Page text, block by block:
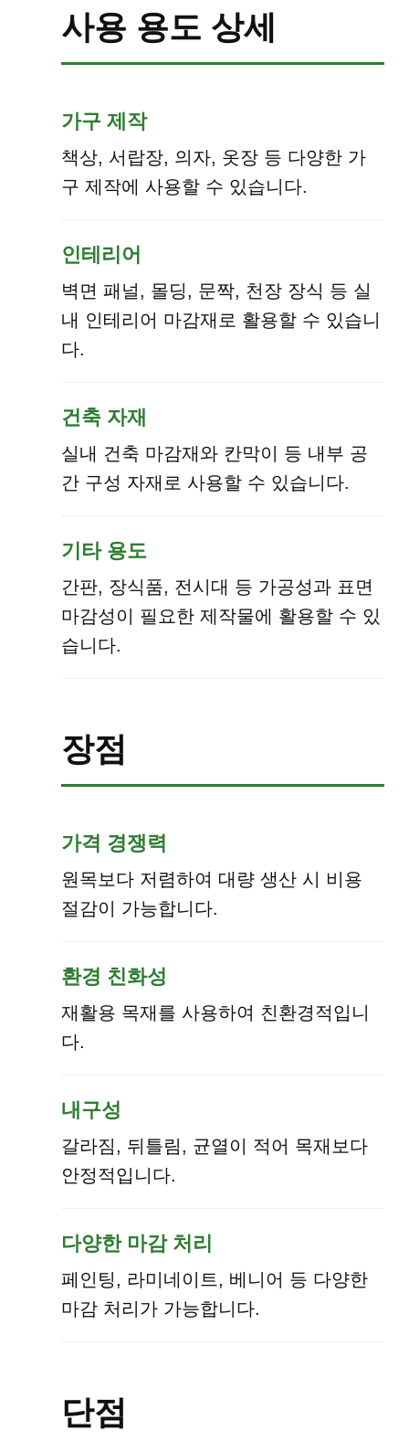
사용 용도 상세
가구 제작
책상, 서랍장, 의자, 옷장 등 다양한 가
구 제작에 사용할 수 있습니다.
인테리어
벽면 패널, 몰딩, 문짝, 천장 장식 등 실
내 인테리어 마감재로 활용할 수 있습니
다.
건축 자재
실내 건축 마감재와 칸막이 등 내부 공
간 구성 자재로 사용할 수 있습니다.
기타 용도
간판, 장식품, 전시대 등 가공성과 표면
마감성이 필요한 제작물에 활용할 수 있
습니다.
장점
가격 경쟁력
원목보다 저렴하여 대량 생산 시 비용
절감이 가능합니다.
환경 친화성
재활용 목재를 사용하여 친환경적입니
다.
내구성
갈라짐, 뒤틀림, 균열이 적어 목재보다
안정적입니다.
다양한 마감 처리
페인팅, 라미네이트, 베니어 등 다양한
마감 처리가 가능합니다.
단점